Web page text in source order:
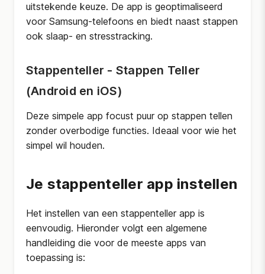
uitstekende keuze. De app is geoptimaliseerd
voor Samsung-telefoons en biedt naast stappen
ook slaap- en stresstracking.
Stappenteller - Stappen Teller
(Android en iOS)
Deze simpele app focust puur op stappen tellen
zonder overbodige functies. Ideaal voor wie het
simpel wil houden.
Je stappenteller app instellen
Het instellen van een stappenteller app is
eenvoudig. Hieronder volgt een algemene
handleiding die voor de meeste apps van
toepassing is: